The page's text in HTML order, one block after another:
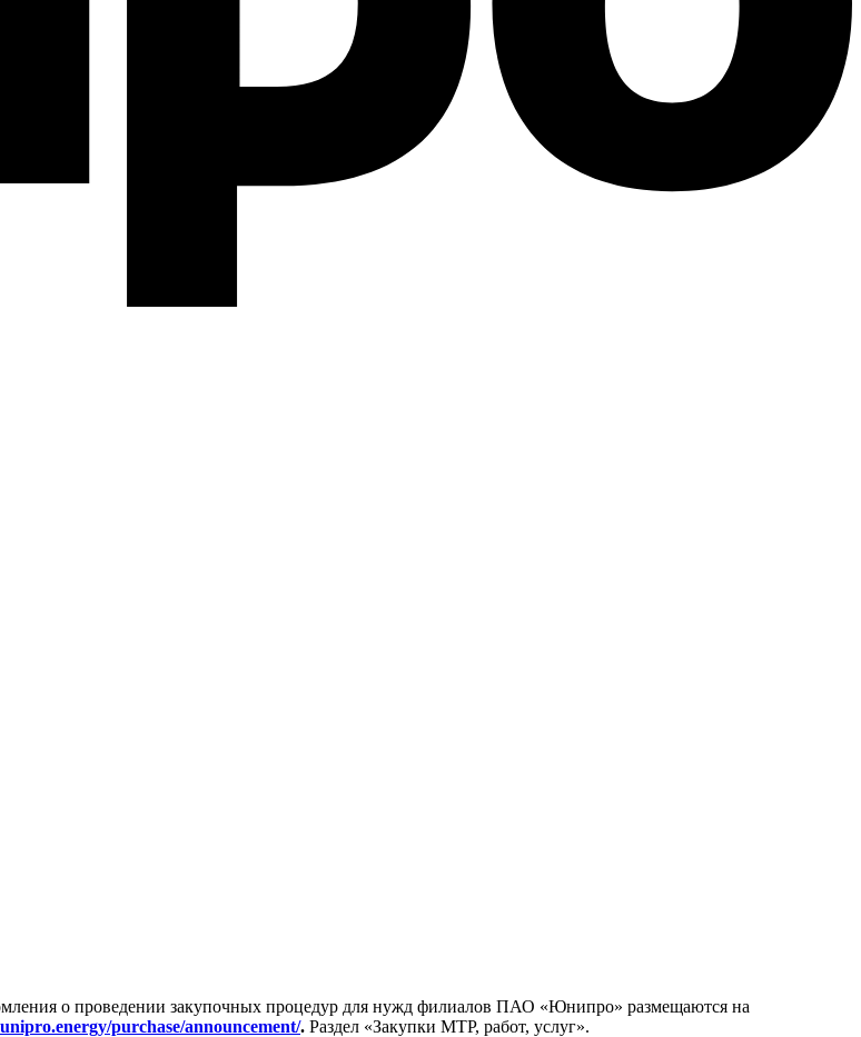
о проведении закупочных процедур для нужд филиалов ПАО «Юнипро» размещаются на
purchase/announcement/. Раздел «Закупки МТР, работ, услуг».